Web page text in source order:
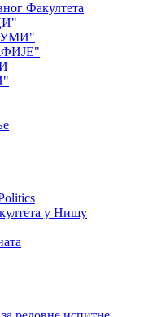
Факултета
у Нишу